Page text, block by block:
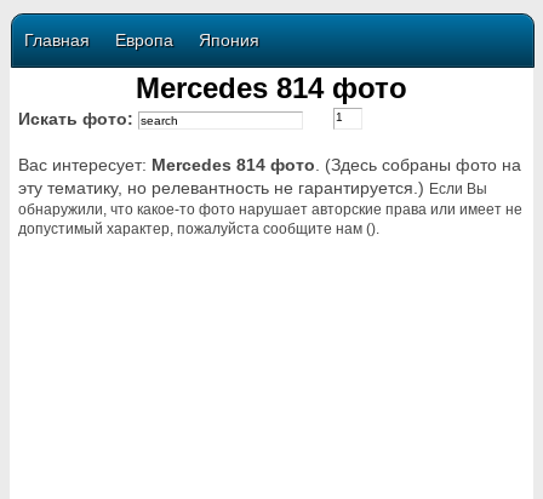
Главная Европа Япония
Mercedes 814 фото
Искать фото:
Вас интересует: Mercedes 814 фото . (Здесь собраны фото на
эту тематику, но релевантность не гарантируется.) Если Вы
обнаружили, что какое-то фото нарушает авторские права или имеет не
допустимый характер, пожалуйста сообщите нам ().